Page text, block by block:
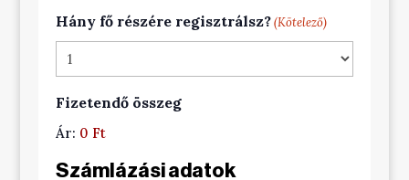
Hány fő részére regisztrálsz? (Kötelező)
Fizetendő összeg
Ár: 0 Ft
Számlázási adatok